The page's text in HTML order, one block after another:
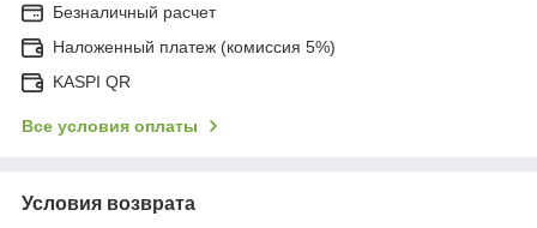
Безналичный расчет
Наложенный платеж (комиссия 5%)
KASPI QR
Все условия оплаты
Условия возврата